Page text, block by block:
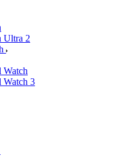
Ultra 2
Watch
Watch 3